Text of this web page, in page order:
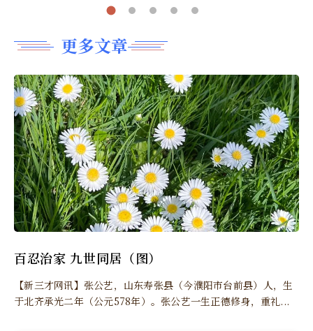
更多文章
百忍治家 九世同居（图）
【新三才网讯】张公艺，山东寿张县（今濮阳市台前县）人，生
于北齐承光二年（公元578年）。张公艺一生正德修身，重礼...